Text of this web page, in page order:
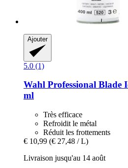
Ajouter
5.0 (1)
Wahl Professional Blade
ml
Très efficace
Refroidit le métal
Réduit les frottements
€ 10,99 (€ 27,48 / L)
Livraison jusqu'au 14 août